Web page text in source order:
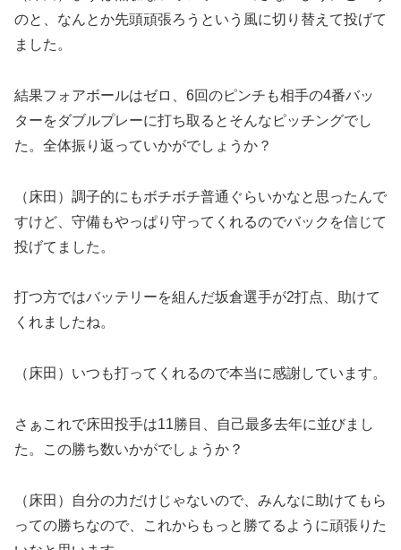
のと、なんとか先頭頑張ろうという風に切り替えて投げて
ました。
結果フォアボールはゼロ、6回のピンチも相手の4番バッ
ターをダブルプレーに打ち取るとそんなピッチングでし
た。全体振り返っていかがでしょうか？
（床田）調子的にもボチボチ普通ぐらいかなと思ったんで
すけど、守備もやっぱり守ってくれるのでバックを信じて
投げてました。
打つ方ではバッテリーを組んだ坂倉選手が2打点、助けて
くれましたね。
（床田）いつも打ってくれるので本当に感謝しています。
さぁこれで床田投手は11勝目、自己最多去年に並びまし
た。この勝ち数いかがでしょうか？
（床田）自分の力だけじゃないので、みんなに助けてもら
っての勝ちなので、これからもっと勝てるように頑張りた